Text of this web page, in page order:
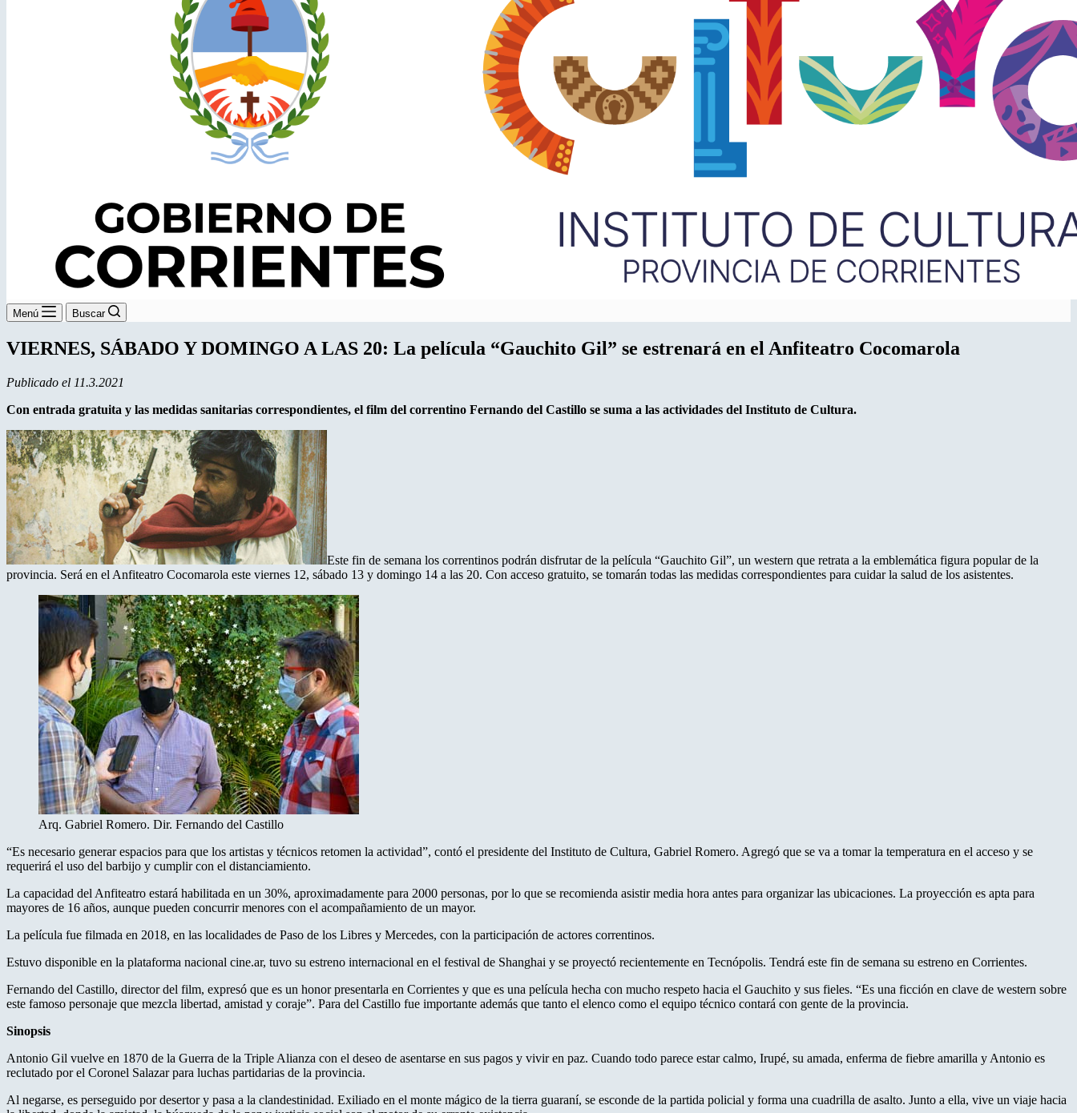
Menú Buscar
VIERNES, SÁBADO Y DOMINGO A LAS 20: La película “Gauchito Gil” se estrenará en el Anfiteatro Cocomarola
Publicado el 11.3.2021
Con entrada gratuita y las medidas sanitarias correspondientes, el film del correntino Fernando del Castillo se suma a las actividades del Instituto de Cultura.
Este fin de semana los correntinos podrán disfrutar de la película “Gauchito Gil”, un western que retrata a la emblemática figura popular de la
provincia. Será en el Anfiteatro Cocomarola este viernes 12, sábado 13 y domingo 14 a las 20. Con acceso gratuito, se tomarán todas las medidas correspondientes para cuidar la salud de los asistentes.
Arq. Gabriel Romero. Dir. Fernando del Castillo
“Es necesario generar espacios para que los artistas y técnicos retomen la actividad”, contó el presidente del Instituto de Cultura, Gabriel Romero. Agregó que se va a tomar la temperatura en el acceso y se
requerirá el uso del barbijo y cumplir con el distanciamiento.
La capacidad del Anfiteatro estará habilitada en un 30%, aproximadamente para 2000 personas, por lo que se recomienda asistir media hora antes para organizar las ubicaciones. La proyección es apta para
mayores de 16 años, aunque pueden concurrir menores con el acompañamiento de un mayor.
La película fue filmada en 2018, en las localidades de Paso de los Libres y Mercedes, con la participación de actores correntinos.
Estuvo disponible en la plataforma nacional cine.ar, tuvo su estreno internacional en el festival de Shanghai y se proyectó recientemente en Tecnópolis. Tendrá este fin de semana su estreno en Corrientes.
Fernando del Castillo, director del film, expresó que es un honor presentarla en Corrientes y que es una película hecha con mucho respeto hacia el Gauchito y sus fieles. “Es una ficción en clave de western sobre
este famoso personaje que mezcla libertad, amistad y coraje”. Para del Castillo fue importante además que tanto el elenco como el equipo técnico contará con gente de la provincia.
Sinopsis
Antonio Gil vuelve en 1870 de la Guerra de la Triple Alianza con el deseo de asentarse en sus pagos y vivir en paz. Cuando todo parece estar calmo, Irupé, su amada, enferma de fiebre amarilla y Antonio es
reclutado por el Coronel Salazar para luchas partidarias de la provincia.
Al negarse, es perseguido por desertor y pasa a la clandestinidad. Exiliado en el monte mágico de la tierra guaraní, se esconde de la partida policial y forma una cuadrilla de asalto. Junto a ella, vive un viaje hacia